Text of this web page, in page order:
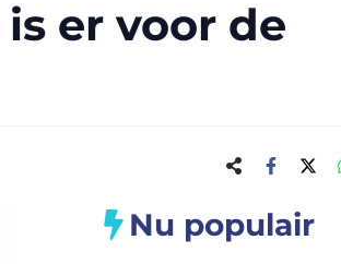
er voor de
Nu populair